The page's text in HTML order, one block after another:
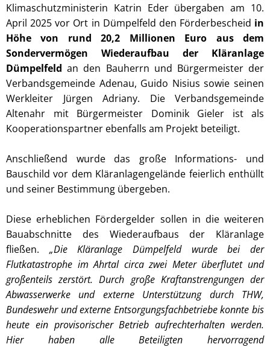
Klimaschutzministerin Katrin Eder übergaben am 10.
April 2025 vor Ort in Dümpelfeld den Förderbescheid in
Höhe von rund 20,2 Millionen Euro aus dem
Sondervermögen Wiederaufbau der Kläranlage
Dümpelfeld an den Bauherrn und Bürgermeister der
Verbandsgemeinde Adenau, Guido Nisius sowie seinen
Werkleiter Jürgen Adriany. Die Verbandsgemeinde
Altenahr mit Bürgermeister Dominik Gieler ist als
Kooperationspartner ebenfalls am Projekt beteiligt.
Anschließend wurde das große Informations- und
Bauschild vor dem Kläranlagengelände feierlich enthüllt
und seiner Bestimmung übergeben.
Diese erheblichen Fördergelder sollen in die weiteren
Bauabschnitte des Wiederaufbaus der Kläranlage
fließen. „Die Kläranlage Dümpelfeld wurde bei der
Flutkatastrophe im Ahrtal circa zwei Meter überflutet und
großenteils zerstört. Durch große Kraftanstrengungen der
Abwasserwerke und externe Unterstützung durch THW,
Bundeswehr und externe Entsorgungsfachbetriebe konnte bis
heute ein provisorischer Betrieb aufrechterhalten werden.
Hier haben alle Beteiligten hervorragend